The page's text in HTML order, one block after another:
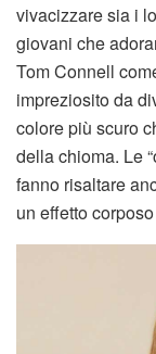
vivacizzare sia i
giovani che
Tom Connell
impreziosito da
colore più scuro
della chioma. Le
fanno risaltare
un effetto